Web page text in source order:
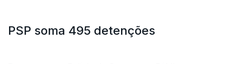
PSP soma 495 detenções